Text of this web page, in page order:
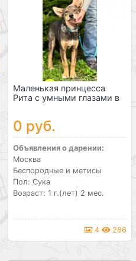
Маленькая принцесса
Рита с умными глазами в
0 руб.
Объявления о дарении:
Москва
Беспородные и метисы
Пол: Сука
Возраст: 1 г.(лет) 2 мес.
4 286